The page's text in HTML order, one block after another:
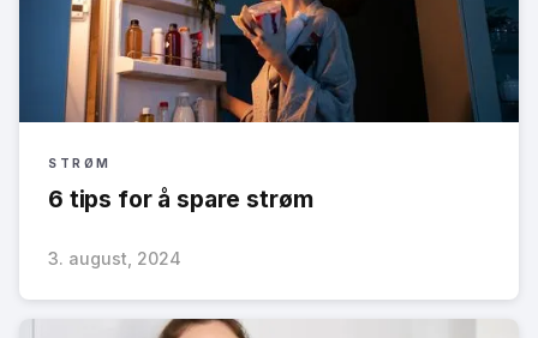
STRØM
6 tips for å spare strøm
3. august, 2024